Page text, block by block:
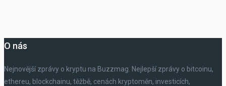
O nás
Nejnovější zprávy o kryptu na Buzzmag. Nejlepší zprávy o bitcoinu,
ethereu, blockchainu, těžbě, cenách kryptoměn, investicích,